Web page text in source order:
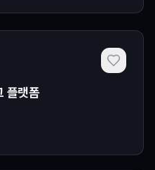
랫폼